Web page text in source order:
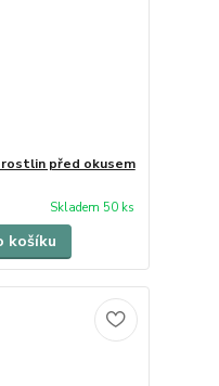
rostlin před okusem
Skladem 50 ks
košíku